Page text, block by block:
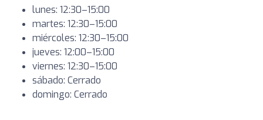
lunes: 12:30–15:00
martes: 12:30–15:00
miércoles: 12:30–15:00
jueves: 12:00–15:00
viernes: 12:30–15:00
sábado: Cerrado
domingo: Cerrado